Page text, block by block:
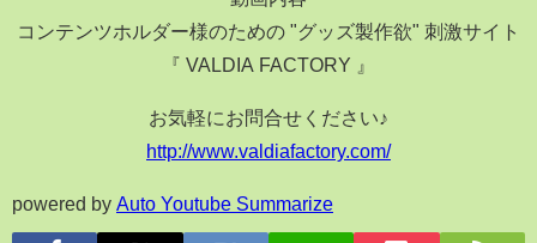
コンテンツホルダー様のための "グッズ製作欲" 刺激サイト
『 VALDIA FACTORY 』
お気軽にお問合せください♪
http://www.valdiafactory.com/
powered by Auto Youtube Summarize